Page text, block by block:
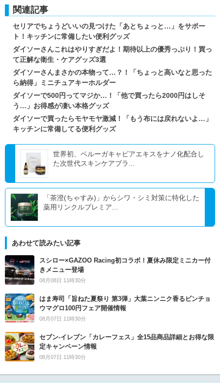
関連記事
セリアでちょうどいいの見つけた「あとちょっと…」をサポー
ト！キッチンに常備したい便利グッズ
ダイソーさんこれはやりすぎだよ！期待以上の優秀っぷり！買っ
て正解な衛生・ケアグッズ3選
ダイソーさんまさかの本物って…？！「ちょっと高いなと思った
ら納得」ミニチュアキーホルダー
ダイソーで500円ってマジか…！「他で買ったら2000円はしそ
う…」お得感が凄い本格グッズ
ダイソーで買ったらモヤモヤ激減！「もう布には戻れないよ…」
キッチンに常備してる便利グッズ
世界初、ベルーガキャビアエキスをナノ化配合し
た次世代スキンケアブラ...
「茶澄(ちゃすみ)」からシワ・シミ対策に特化した
薬用リンクルプレミア...
あわせて読みたい記事
スシロー×GAZOO Racing初コラボ！夏休み限定ミニカー付
きメニュー登場
08月08日 11時30分
はま寿司「旨ねた夏祭り 第3弾」大葉ニンニク香るビンチョ
ウマグロ100円フェア開催情報
08月07日 11時30分
セブン‐イレブン「カレーフェス」全15品商品詳細とお得な限
定キャンペーン情報
08月07日 11時30分